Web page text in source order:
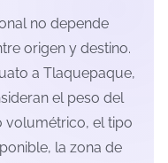
no depende
origen y destino.
a Tlaquepaque,
el peso del
volumétrico, el tipo
la zona de